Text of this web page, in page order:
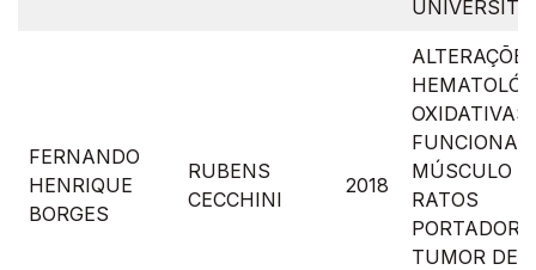
FERNANDO
HENRIQUE
BORGES
RUBENS
CECCHINI
2018
OXIDATIVAS
MÚSCULO
RATOS
TUMOR DE